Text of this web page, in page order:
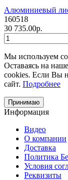
Алюминиевый
160518
30 735.00р.
Мы используем
Оставаясь на
cookies. Если Вы
сайт. Подробнее
Принимаю
Информация
Видео
О компании
Доставка
Политика
Условия
Реквизиты